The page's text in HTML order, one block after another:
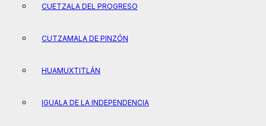
CUETZALA DEL PROGRESO
CUTZAMALA DE PINZÓN
HUAMUXTITLÁN
IGUALA DE LA INDEPENDENCIA